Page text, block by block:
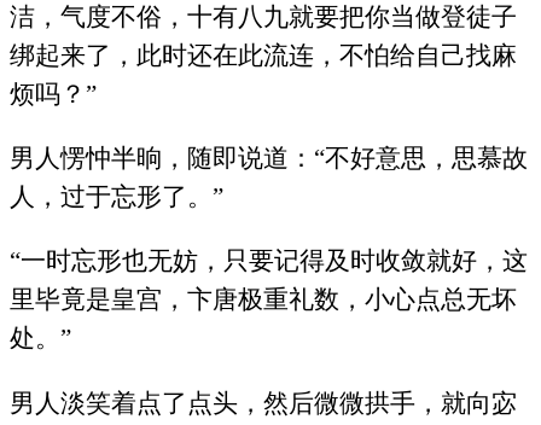
洁，气度不俗，十有八九就要把你当做登徒子
绑起来了，此时还在此流连，不怕给自己找麻
烦吗？”
男人愣忡半晌，随即说道：“不好意思，思慕故
人，过于忘形了。”
“一时忘形也无妨，只要记得及时收敛就好，这
里毕竟是皇宫，卞唐极重礼数，小心点总无坏
处。”
男人淡笑着点了点头，然后微微拱手，就向宓